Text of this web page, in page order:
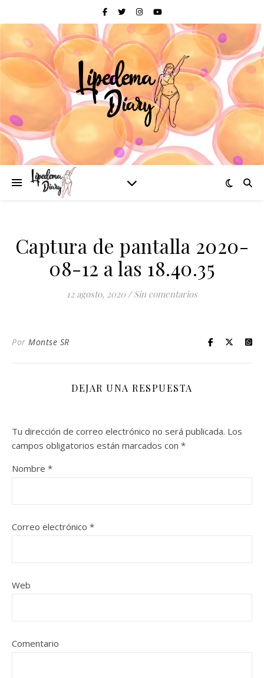
Captura de pantalla 2020-
08-12 a las 18.40.35
12 agosto, 2020 / Sin comentarios
Por Montse SR
DEJAR UNA RESPUESTA
Tu dirección de correo electrónico no será publicada. Los
campos obligatorios están marcados con *
Nombre *
Correo electrónico *
Web
Comentario